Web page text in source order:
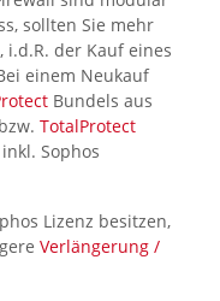
sollten Sie mehr
der Kauf eines
einem Neukauf
Bundels aus
TotalProtect
Sophos
Lizenz besitzen,
Verlängerung /